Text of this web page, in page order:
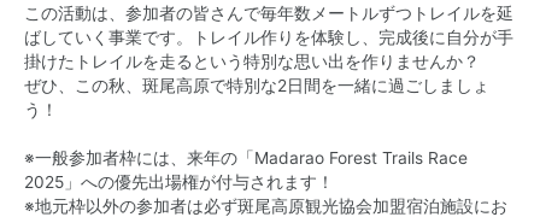
この活動は、参加者の皆さんで毎年数メートルずつトレイルを延
ばしていく事業です。トレイル作りを体験し、完成後に自分が手
掛けたトレイルを走るという特別な思い出を作りませんか？
ぜひ、この秋、斑尾高原で特別な2日間を一緒に過ごしましょ
う！
※一般参加者枠には、来年の「Madarao Forest Trails Race
2025」への優先出場権が付与されます！
※地元枠以外の参加者は必ず斑尾高原観光協会加盟宿泊施設にお